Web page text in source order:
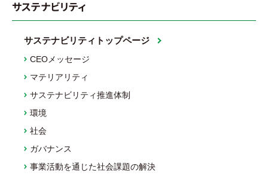
サステナビリティ
サステナビリティトップページ
CEOメッセージ
マテリアリティ
サステナビリティ推進体制
環境
社会
ガバナンス
事業活動を通じた社会課題の解決